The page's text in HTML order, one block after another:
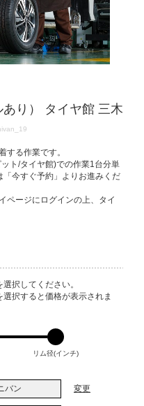
り） タイヤ館 三木
する作業です。
ト/タイヤ館)での作業1台分単
今すぐ予約」よりお進みくだ
ページにログインの上、タイ
択してください。
択すると価格が表示されま
リム径(インチ)
バン 変更